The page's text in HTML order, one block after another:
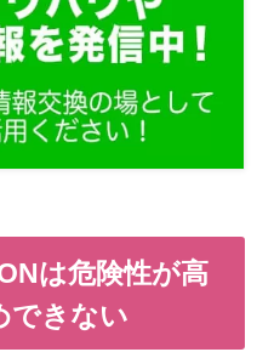
は危険性が高
できない